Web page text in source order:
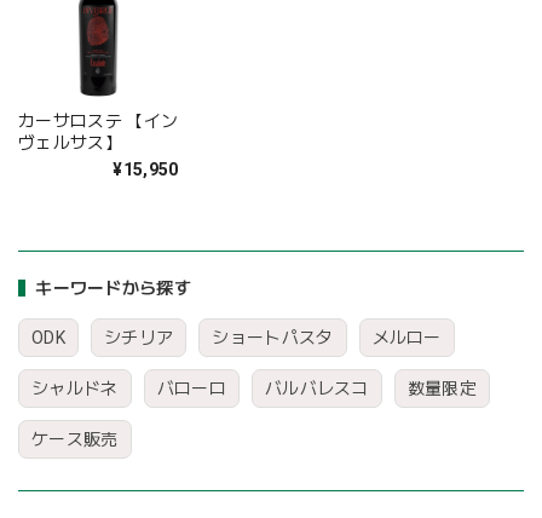
キーワードから探す
ODK シチリア ショートパスタ メルロー
シャルドネ バローロ バルバレスコ 数量限定
ケース販売
カーサロステ 【イン
ヴェルサス】
¥15,950